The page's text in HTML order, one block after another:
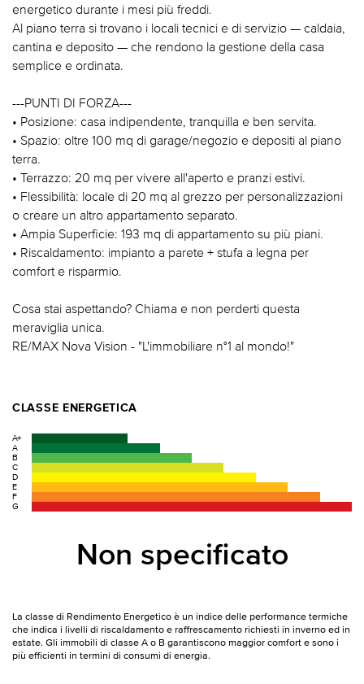
energetico durante i mesi più freddi.
Al piano terra si trovano i locali tecnici e di servizio — caldaia,
cantina e deposito — che rendono la gestione della casa
semplice e ordinata.
---PUNTI DI FORZA---
• Posizione: casa indipendente, tranquilla e ben servita.
• Spazio: oltre 100 mq di garage/negozio e depositi al piano
terra.
• Terrazzo: 20 mq per vivere all'aperto e pranzi estivi.
• Flessibilità: locale di 20 mq al grezzo per personalizzazioni
o creare un altro appartamento separato.
• Ampia Superficie: 193 mq di appartamento su più piani.
• Riscaldamento: impianto a parete + stufa a legna per
comfort e risparmio.
Cosa stai aspettando? Chiama e non perderti questa
meraviglia unica.
RE/MAX Nova Vision - "L'immobiliare n°1 al mondo!"
CLASSE ENERGETICA
A+
A
B
C
D
E
F
G
Non specificato
La classe di Rendimento Energetico è un indice delle performance termiche
che indica i livelli di riscaldamento e raffrescamento richiesti in inverno ed in
estate. Gli immobili di classe A o B garantiscono maggior comfort e sono i
più efficienti in termini di consumi di energia.